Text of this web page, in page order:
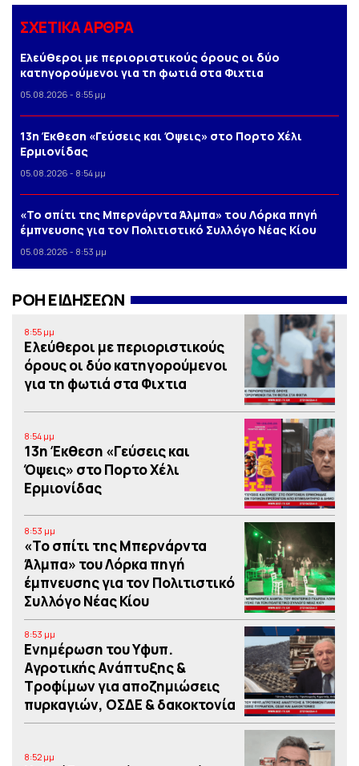
ΣΧΕΤΙΚΑ ΑΡΘΡΑ
Ελεύθεροι με περιοριστικούς όρους οι δύο
κατηγορούμενοι για τη φωτιά στα Φιχτια
05.08.2026 - 8:55 μμ
13η Έκθεση «Γεύσεις και Όψεις» στο Πορτο Xέλι
Ερμιονίδας
05.08.2026 - 8:54 μμ
«Το σπίτι της Μπερνάρντα Άλμπα» του Λόρκα πηγή
έμπνευσης για τον Πολιτιστικό Συλλόγο Νέας Κίου
05.08.2026 - 8:53 μμ
ΡΟΗ ΕΙΔΗΣΕΩΝ
8:55 μμ
Ελεύθεροι με περιοριστικούς
όρους οι δύο κατηγορούμενοι
για τη φωτιά στα Φιχτια
8:54 μμ
13η Έκθεση «Γεύσεις και
Όψεις» στο Πορτο Xέλι
Ερμιονίδας
8:53 μμ
«Το σπίτι της Μπερνάρντα
Άλμπα» του Λόρκα πηγή
έμπνευσης για τον Πολιτιστικό
Συλλόγο Νέας Κίου
8:53 μμ
Eνημέρωση του Υφυπ.
Αγροτικής Ανάπτυξης &
Τροφίμων για αποζημιώσεις
πυρκαγιών, ΟΣΔΕ & δακοκτονία
8:52 μμ